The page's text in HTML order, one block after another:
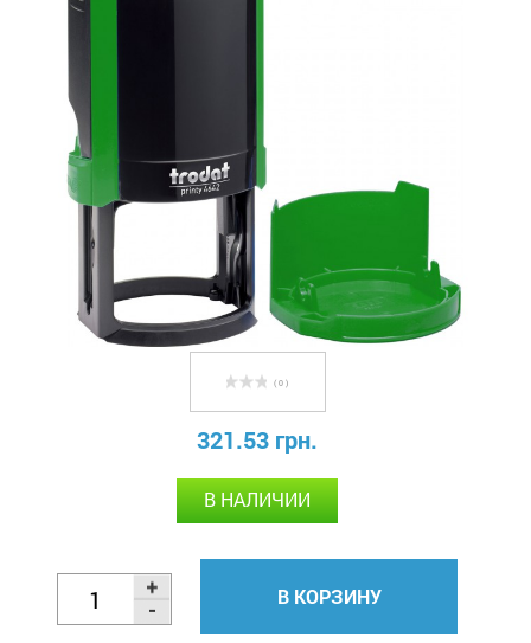
( 0 )
321.53 грн.
В НАЛИЧИИ
В КОРЗИНУ